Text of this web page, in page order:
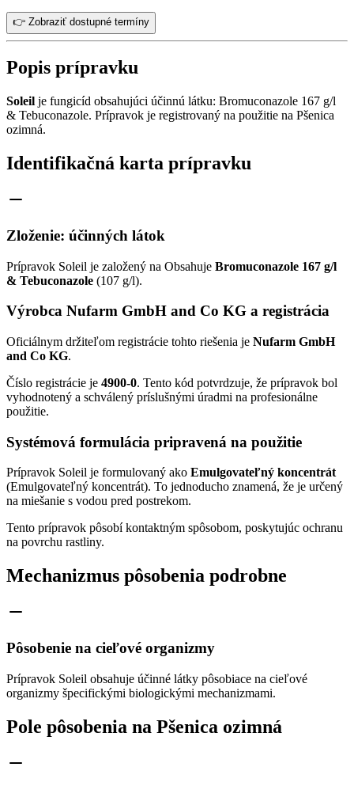
👉 Zobraziť dostupné termíny
Popis prípravku
Soleil je fungicíd obsahujúci účinnú látku: Bromuconazole 167 g/l
& Tebuconazole. Prípravok je registrovaný na použitie na Pšenica
ozimná.
Identifikačná karta prípravku
Zloženie: účinných látok
Prípravok Soleil je založený na Obsahuje Bromuconazole 167 g/l
& Tebuconazole (107 g/l).
Výrobca Nufarm GmbH and Co KG a registrácia
Oficiálnym držiteľom registrácie tohto riešenia je Nufarm GmbH
and Co KG.
Číslo registrácie je 4900-0. Tento kód potvrdzuje, že prípravok bol
vyhodnotený a schválený príslušnými úradmi na profesionálne
použitie.
Systémová formulácia pripravená na použitie
Prípravok Soleil je formulovaný ako Emulgovateľný koncentrát
(Emulgovateľný koncentrát). To jednoducho znamená, že je určený
na miešanie s vodou pred postrekom.
Tento prípravok pôsobí kontaktným spôsobom, poskytujúc ochranu
na povrchu rastliny.
Mechanizmus pôsobenia podrobne
Pôsobenie na cieľové organizmy
Prípravok Soleil obsahuje účinné látky pôsobiace na cieľové
organizmy špecifickými biologickými mechanizmami.
Pole pôsobenia na Pšenica ozimná